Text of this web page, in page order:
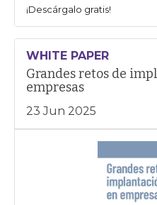
¡Descárgalo gratis!
WHITE PAPER
Grandes retos de
empresas
23 Jun 2025